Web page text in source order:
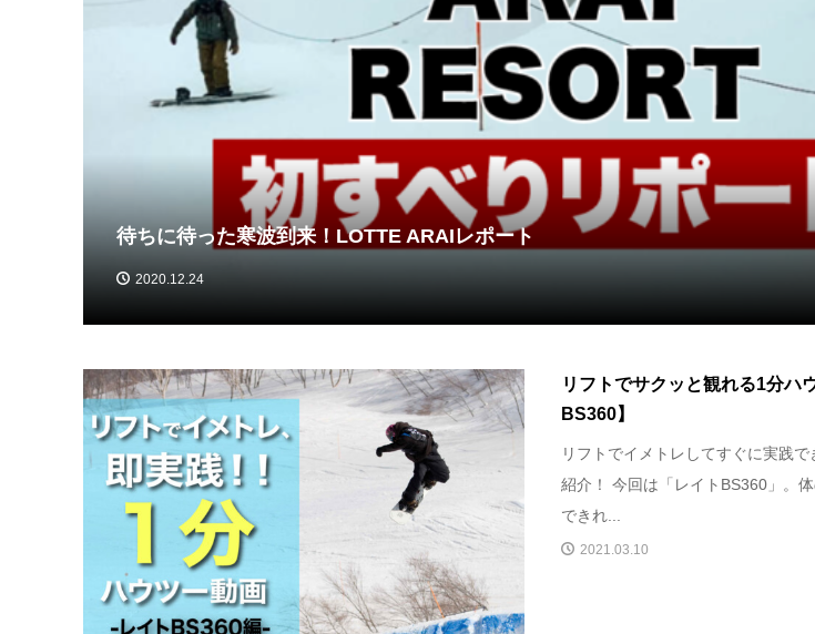
待ちに待った寒波到来！LOTTE ARAIレポート
2020.12.24
リフトでサクッと観れる1分ハ
BS360】
リフトでイメトレしてすぐに実践
紹介！ 今回は「レイトBS360」。
できれ...
2021.03.10